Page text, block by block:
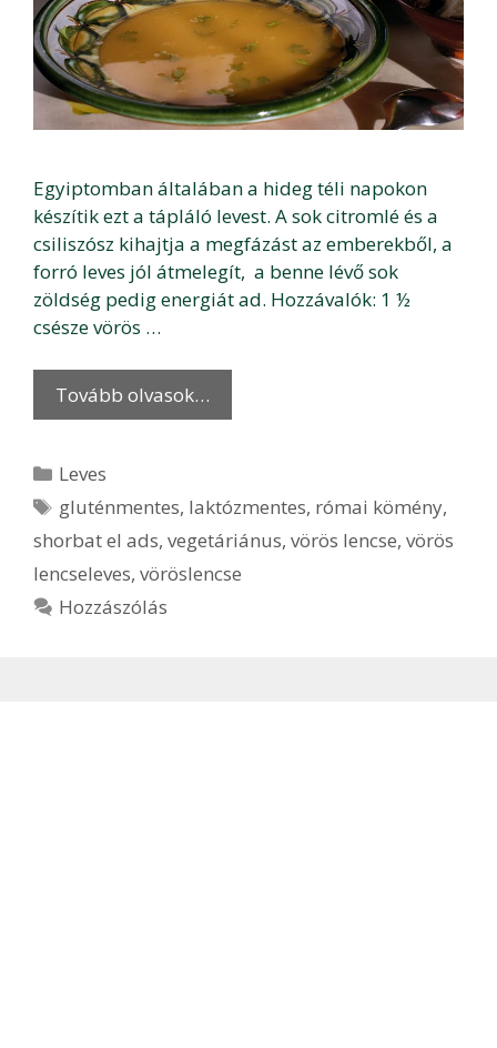
Egyiptomban általában a hideg téli napokon
készítik ezt a tápláló levest. A sok citromlé és a
csiliszósz kihajtja a megfázást az emberekből, a
forró leves jól átmelegít, a benne lévő sok
zöldség pedig energiát ad. Hozzávalók: 1 ½
csésze vörös …
Tovább olvasok…
Kategória
Leves
Címkék
gluténmentes, laktózmentes, római kömény,
shorbat el ads, vegetáriánus, vörös lencse, vörös
lencseleves, vöröslencse
Hozzászólás